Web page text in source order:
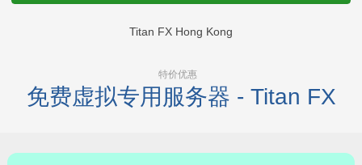
Titan FX Hong Kong
特价优惠
免费虚拟专用服务器 - Titan FX